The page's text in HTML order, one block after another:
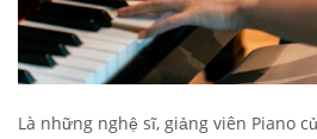
Là những nghệ sĩ, giảng viên Piano